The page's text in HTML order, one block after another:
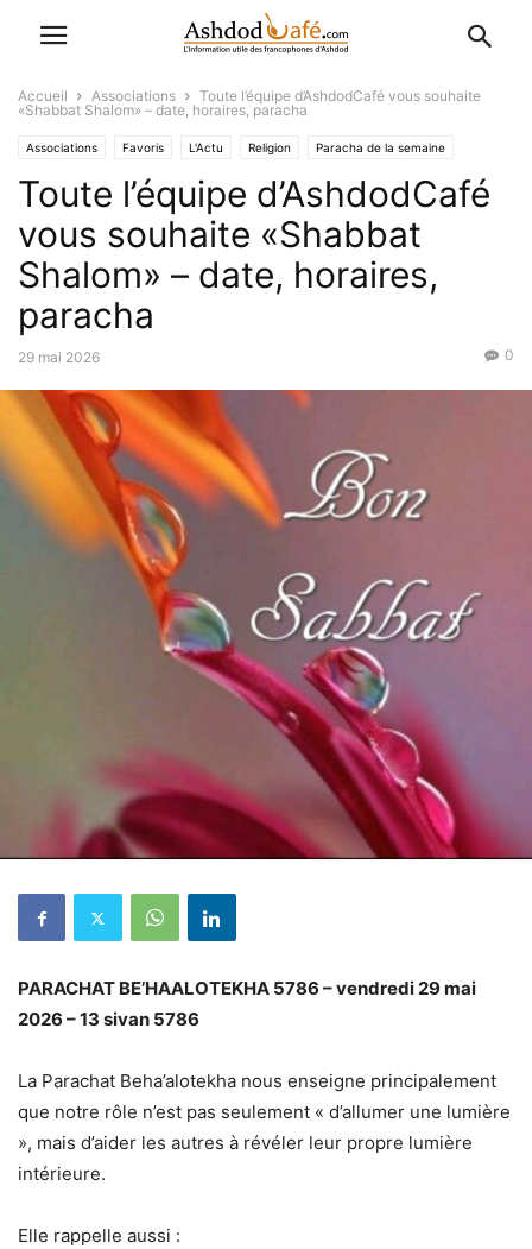
Accueil Associations
Toute l’équipe d’AshdodCafé vous souhaite
«Shabbat Shalom» – date, horaires, paracha
Associations Favoris L'Actu Religion Paracha de la semaine
Toute l’équipe d’AshdodCafé
vous souhaite «Shabbat
Shalom» – date, horaires,
paracha
29 mai 2026 0
PARACHAT BE’HAALOTEKHA 5786 – vendredi 29 mai
2026 – 13 sivan 5786
La Parachat Beha’alotekha nous enseigne principalement
que notre rôle n’est pas seulement « d’allumer une lumière
», mais d’aider les autres à révéler leur propre lumière
intérieure.
Elle rappelle aussi :